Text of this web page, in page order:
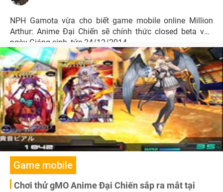
NPH Gamota vừa cho biết game mobile online Million
Arthur: Anime Đại Chiến sẽ chính thức closed beta vào
ngày Giáng sinh, tức 24/12/2014.
Game mobile
Chơi thử gMO Anime Đại Chiến sắp ra mắt tại